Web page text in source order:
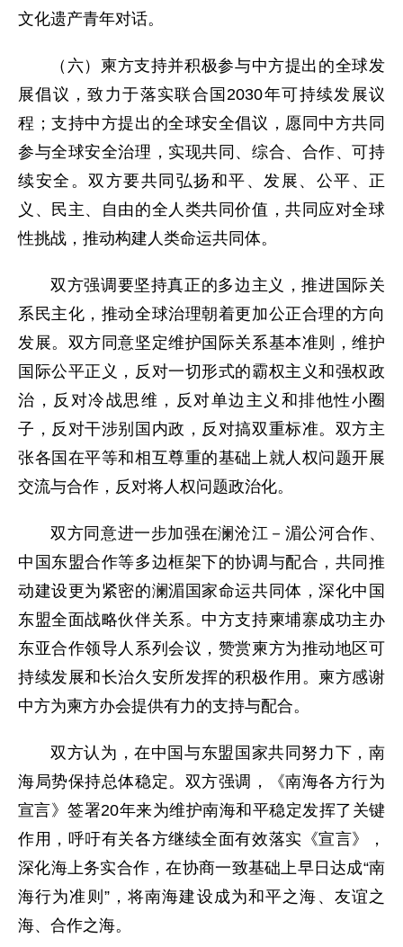
文化遗产青年对话。
（六）柬方支持并积极参与中方提出的全球发
展倡议，致力于落实联合国2030年可持续发展议
程；支持中方提出的全球安全倡议，愿同中方共同
参与全球安全治理，实现共同、综合、合作、可持
续安全。双方要共同弘扬和平、发展、公平、正
义、民主、自由的全人类共同价值，共同应对全球
性挑战，推动构建人类命运共同体。
双方强调要坚持真正的多边主义，推进国际关
系民主化，推动全球治理朝着更加公正合理的方向
发展。双方同意坚定维护国际关系基本准则，维护
国际公平正义，反对一切形式的霸权主义和强权政
治，反对冷战思维，反对单边主义和排他性小圈
子，反对干涉别国内政，反对搞双重标准。双方主
张各国在平等和相互尊重的基础上就人权问题开展
交流与合作，反对将人权问题政治化。
双方同意进一步加强在澜沧江－湄公河合作、
中国东盟合作等多边框架下的协调与配合，共同推
动建设更为紧密的澜湄国家命运共同体，深化中国
东盟全面战略伙伴关系。中方支持柬埔寨成功主办
东亚合作领导人系列会议，赞赏柬方为推动地区可
持续发展和长治久安所发挥的积极作用。柬方感谢
中方为柬方办会提供有力的支持与配合。
双方认为，在中国与东盟国家共同努力下，南
海局势保持总体稳定。双方强调，《南海各方行为
宣言》签署20年来为维护南海和平稳定发挥了关键
作用，呼吁有关各方继续全面有效落实《宣言》，
深化海上务实合作，在协商一致基础上早日达成“南
海行为准则”，将南海建设成为和平之海、友谊之
海、合作之海。